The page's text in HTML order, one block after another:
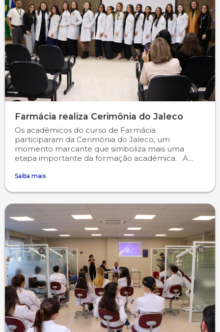
Farmácia realiza Cerimônia do Jaleco
Os acadêmicos do curso de Farmácia
participaram da Cerimônia do Jaleco, um
momento marcante que simboliza mais uma
etapa importante da formação acadêmica. A...
Saiba mais